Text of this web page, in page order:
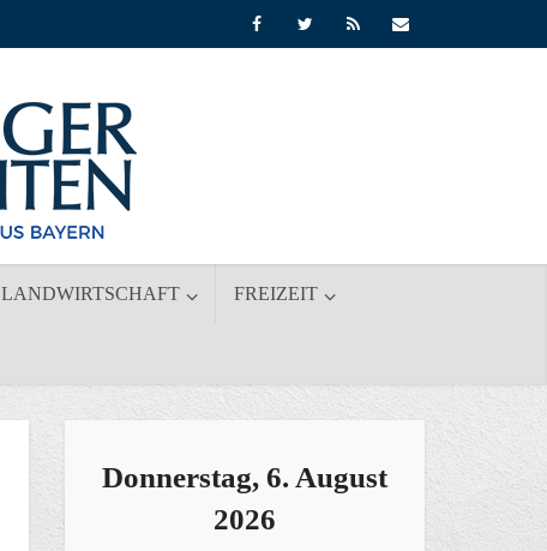
LANDWIRTSCHAFT FREIZEIT
Donnerstag, 6. August
2026